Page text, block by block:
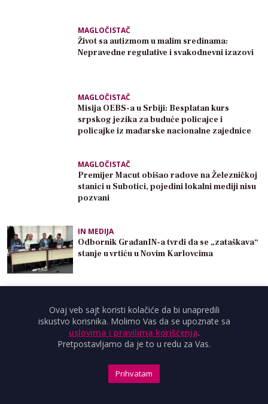
MAGLOČISTAČ
Život sa autizmom u malim sredinama:
Nepravedne regulative i svakodnevni izazovi
MAGLOČISTAČ
Misija OEBS-a u Srbiji: Besplatan kurs
srpskog jezika za buduće policajce i
policajke iz mađarske nacionalne zajednice
MAGLOČISTAČ
Premijer Macut obišao radove na Železničkoj
stanici u Subotici, pojedini lokalni mediji nisu
pozvani
IN MEDIJA
Odbornik GrađanIN-a tvrdi da se „zataškava“
stanje u vrtiću u Novim Karlovcima
Biciklistička tura iz Inđije ka Beogradu
povodom skupa na Slaviji
Ovaj veb sajt koristi kolačiće da bi unapredili
iskustvo korisnika. Molimo Vas da se upoznate sa
uslovima i pravilima korišćenja.
Pretpostavljamo da je to u redu za Vas.
Prihvatam